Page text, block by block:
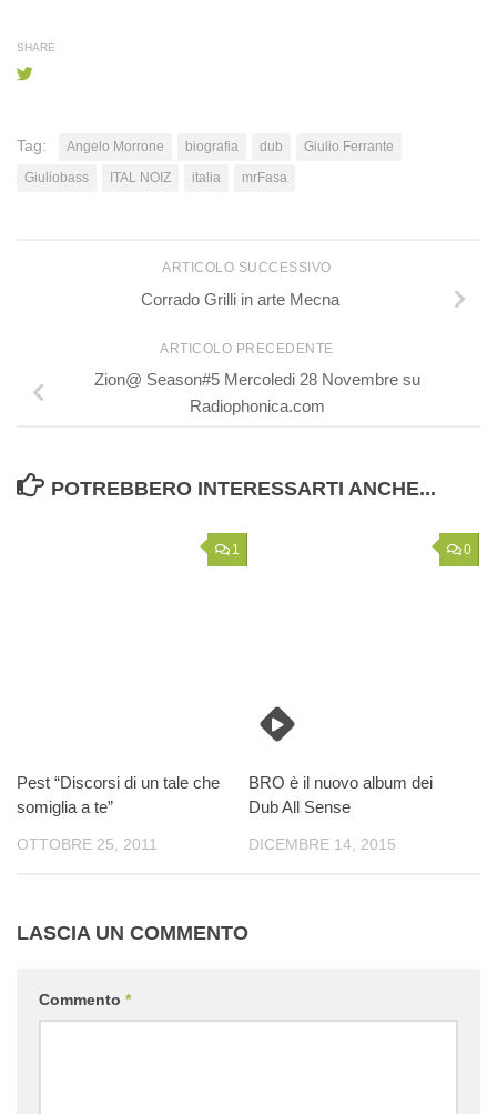
SHARE
Tag: Angelo Morrone biografia dub
Giulio Ferrante
Giuliobass
ITAL NOIZ italia mrFasa
ARTICOLO SUCCESSIVO
Corrado Grilli in arte Mecna
ARTICOLO PRECEDENTE
Zion@ Season#5 Mercoledi 28 Novembre su
Radiophonica.com
POTREBBERO INTERESSARTI ANCHE...
1
Pest “Discorsi di un tale che
somiglia a te”
OTTOBRE 25, 2011
0
BRO è il nuovo album dei
Dub All Sense
DICEMBRE 14, 2015
LASCIA UN COMMENTO
Commento *